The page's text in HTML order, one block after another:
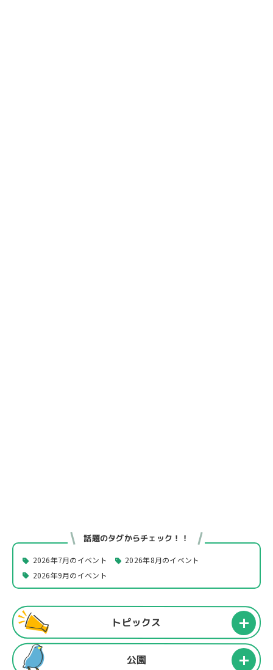
話題のタグからチェック！！
2026年7月のイベント
2026年8月のイベント
2026年9月のイベント
トピックス
公園